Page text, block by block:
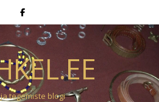
tegemiste blogi